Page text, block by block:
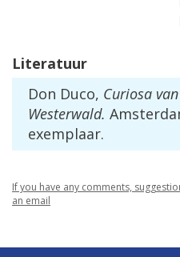
Literatuur
Don Duco, Curiosa
Westerwald.
exemplaar.
If you have any comments,
an email